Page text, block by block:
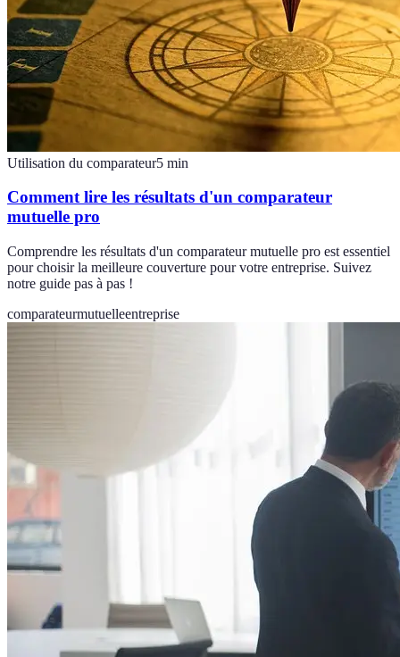
Utilisation du comparateur5 min
Comment lire les résultats d'un comparateur
mutuelle pro
Comprendre les résultats d'un comparateur mutuelle pro est essentiel
pour choisir la meilleure couverture pour votre entreprise. Suivez
notre guide pas à pas !
comparateurmutuelleentreprise